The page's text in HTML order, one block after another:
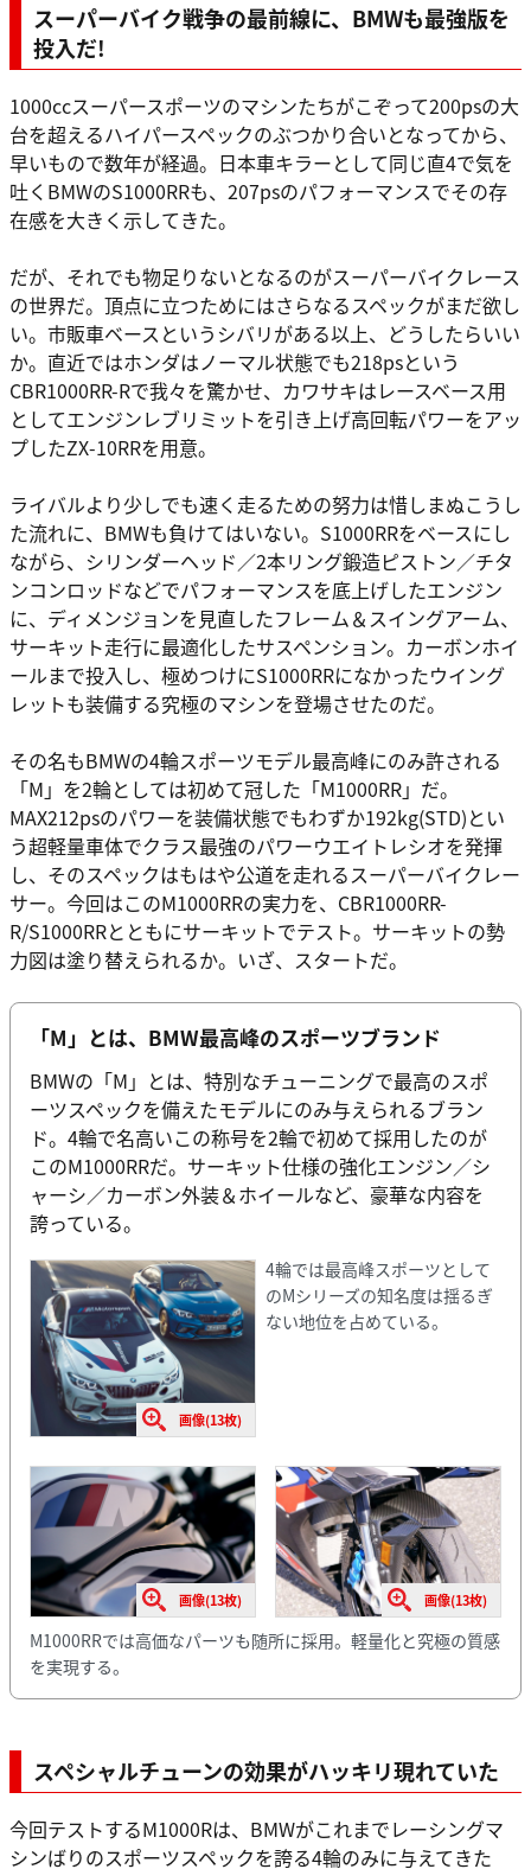
スーパーバイク戦争の最前線に、BMWも最強版を
投入だ!
1000ccスーパースポーツのマシンたちがこぞって200psの大
台を超えるハイパースペックのぶつかり合いとなってから、
早いもので数年が経過。日本車キラーとして同じ直4で気を
吐くBMWのS1000RRも、207psのパフォーマンスでその存
在感を大きく示してきた。
だが、それでも物足りないとなるのがスーパーバイクレース
の世界だ。頂点に立つためにはさらなるスペックがまだ欲し
い。市販車ベースというシバリがある以上、どうしたらいい
か。直近ではホンダはノーマル状態でも218psという
CBR1000RR-Rで我々を驚かせ、カワサキはレースベース用
としてエンジンレブリミットを引き上げ高回転パワーをアッ
プしたZX-10RRを用意。
ライバルより少しでも速く走るための努力は惜しまぬこうし
た流れに、BMWも負けてはいない。S1000RRをベースにし
ながら、シリンダーヘッド／2本リング鍛造ピストン／チタ
ンコンロッドなどでパフォーマンスを底上げしたエンジン
に、ディメンジョンを見直したフレーム＆スイングアーム、
サーキット走行に最適化したサスペンション。カーボンホイ
ールまで投入し、極めつけにS1000RRになかったウイング
レットも装備する究極のマシンを登場させたのだ。
その名もBMWの4輪スポーツモデル最高峰にのみ許される
「M」を2輪としては初めて冠した「M1000RR」だ。
MAX212psのパワーを装備状態でもわずか192kg(STD)とい
う超軽量車体でクラス最強のパワーウエイトレシオを発揮
し、そのスペックはもはや公道を走れるスーパーバイクレー
サー。今回はこのM1000RRの実力を、CBR1000RR-
R/S1000RRとともにサーキットでテスト。サーキットの勢
力図は塗り替えられるか。いざ、スタートだ。
「M」とは、BMW最高峰のスポーツブランド
BMWの「M」とは、特別なチューニングで最高のスポ
ーツスペックを備えたモデルにのみ与えられるブラン
ド。4輪で名高いこの称号を2輪で初めて採用したのが
このM1000RRだ。サーキット仕様の強化エンジン／シ
ャーシ／カーボン外装＆ホイールなど、豪華な内容を
誇っている。
画像(13枚)
4輪では最高峰スポーツとして
のMシリーズの知名度は揺るぎ
ない地位を占めている。
画像(13枚) 画像(13枚)
M1000RRでは高価なパーツも随所に採用。軽量化と究極の質感
を実現する。
スペシャルチューンの効果がハッキリ現れていた
今回テストするM1000Rは、BMWがこれまでレーシングマ
シンばりのスポーツスペックを誇る4輪のみに与えてきた